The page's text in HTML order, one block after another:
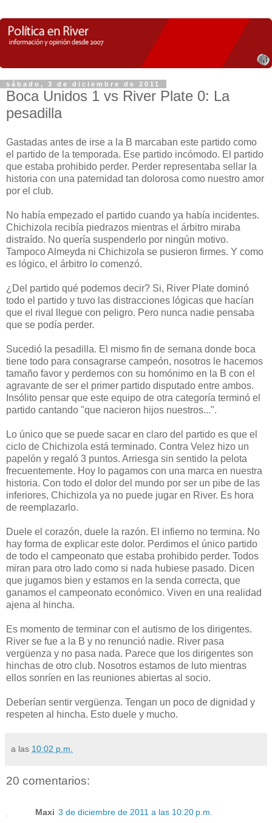
sábado, 3 de diciembre de 2011
Boca Unidos 1 vs River Plate 0: La
pesadilla
Gastadas antes de irse a la B marcaban este partido como
el partido de la temporada. Ese partido incómodo. El partido
que estaba prohibido perder. Perder representaba sellar la
historia con una paternidad tan dolorosa como nuestro amor
por el club.
No había empezado el partido cuando ya había incidentes.
Chichizola recibía piedrazos mientras el árbitro miraba
distraído. No quería suspenderlo por ningún motivo.
Tampoco Almeyda ni Chichizola se pusieron firmes. Y como
es lógico, el árbitro lo comenzó.
¿Del partido qué podemos decir? Si, River Plate dominó
todo el partido y tuvo las distracciones lógicas que hacían
que el rival llegue con peligro. Pero nunca nadie pensaba
que se podía perder.
Sucedió la pesadilla. El mismo fin de semana donde boca
tiene todo para consagrarse campeón, nosotros le hacemos
tamaño favor y perdemos con su homónimo en la B con el
agravante de ser el primer partido disputado entre ambos.
Insólito pensar que este equipo de otra categoría terminó el
partido cantando "que nacieron hijos nuestros...".
Lo único que se puede sacar en claro del partido es que el
ciclo de Chichizola está terminado. Contra Velez hizo un
papelón y regaló 3 puntos. Arriesga sin sentido la pelota
frecuentemente. Hoy lo pagamos con una marca en nuestra
historia. Con todo el dolor del mundo por ser un pibe de las
inferiores, Chichizola ya no puede jugar en River. Es hora
de reemplazarlo.
Duele el corazón, duele la razón. El infierno no termina. No
hay forma de explicar este dolor. Perdimos el único partido
de todo el campeonato que estaba prohibido perder. Todos
miran para otro lado como si nada hubiese pasado. Dicen
que jugamos bien y estamos en la senda correcta, que
ganamos el campeonato económico. Viven en una realidad
ajena al hincha.
Es momento de terminar con el autismo de los dirigentes.
River se fue a la B y no renunció nadie. River pasa
vergüenza y no pasa nada. Parece que los dirigentes son
hinchas de otro club. Nosotros estamos de luto mientras
ellos sonríen en las reuniones abiertas al socio.
Deberían sentir vergüenza. Tengan un poco de dignidad y
respeten al hincha. Esto duele y mucho.
a las 10:02 p.m.
20 comentarios:
Maxi 3 de diciembre de 2011 a las 10:20 p.m.